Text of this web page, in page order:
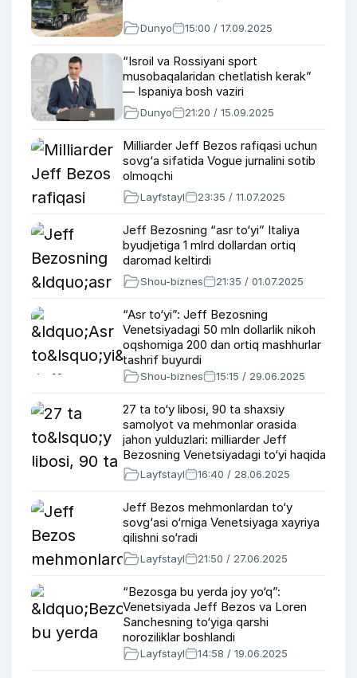
Dunyo 15:00 / 17.09.2025
“Isroil va Rossiyani sport
musobaqalaridan chetlatish kerak”
— Ispaniya bosh vaziri
Dunyo 21:20 / 15.09.2025
Milliarder Jeff Bezos rafiqasi uchun
sovg‘a sifatida Vogue jurnalini sotib
olmoqchi
Layfstayl 23:35 / 11.07.2025
Jeff Bezosning “asr to‘yi” Italiya
byudjetiga 1 mlrd dollardan ortiq
daromad keltirdi
Shou-biznes 21:35 / 01.07.2025
“Asr to‘yi”: Jeff Bezosning
Venetsiyadagi 50 mln dollarlik nikoh
oqshomiga 200 dan ortiq mashhurlar
tashrif buyurdi
Shou-biznes 15:15 / 29.06.2025
27 ta to‘y libosi, 90 ta shaxsiy
samolyot va mehmonlar orasida
jahon yulduzlari: milliarder Jeff
Bezosning Venetsiyadagi to‘yi haqida
eng muhim tafsilotlar
Layfstayl 16:40 / 28.06.2025
Jeff Bezos mehmonlardan to‘y
sovg‘asi o‘rniga Venetsiyaga xayriya
qilishni so‘radi
Layfstayl 21:50 / 27.06.2025
“Bezosga bu yerda joy yo‘q”:
Venetsiyada Jeff Bezos va Loren
Sanchesning to‘yiga qarshi
noroziliklar boshlandi
Layfstayl 14:58 / 19.06.2025